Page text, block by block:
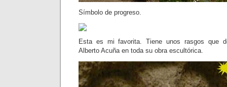
Símbolo de progreso.
Esta es mi favorita. Tiene unos rasgos que
Alberto Acuña en toda su obra escultórica.